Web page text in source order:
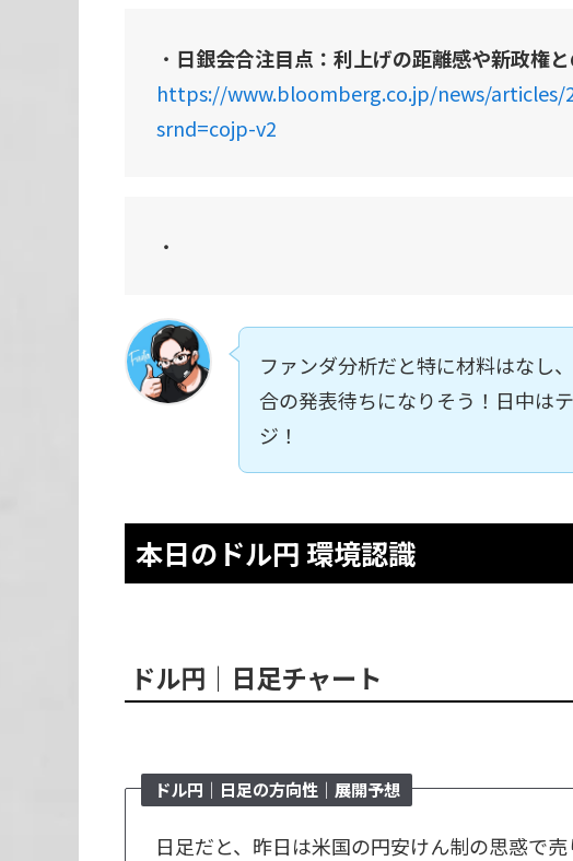
・ 日銀会合注目点：利上げの距離感や新政権
https://www.bloomberg.co.jp/news/articles/
srnd=cojp-v2
・
ファンダ分析だと特に材料はなし
合の発表待ちになりそう！日中は
ジ！
本日のドル円 環境認識
ドル円｜日足チャート
ドル円｜日足の方向性｜展開予想
日足だと、昨日は米国の円安けん制の思惑で